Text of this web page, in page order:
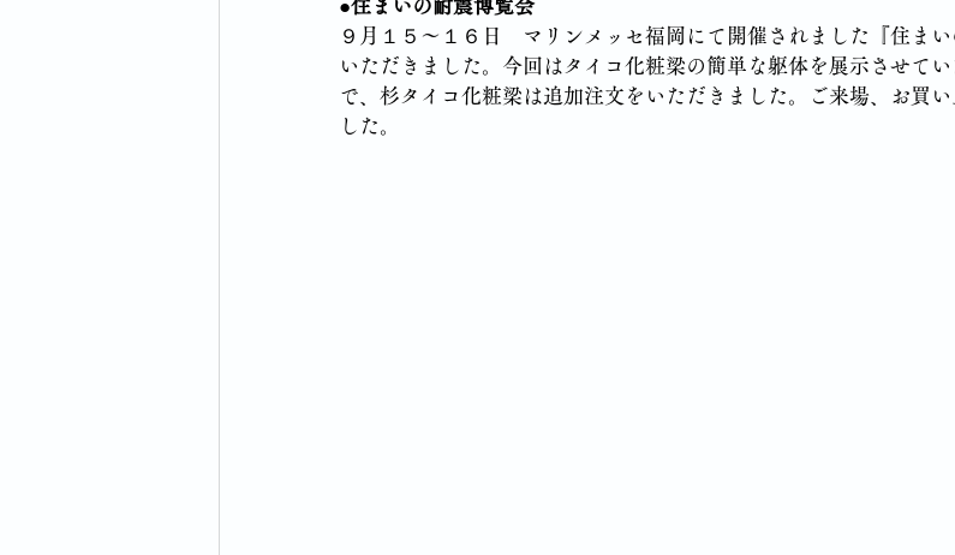
●住まいの耐震博覧会
９月１５～１６日　マリンメッセ福岡にて開催されました『住ま
いただきました。今回はタイコ化粧梁の簡単な躯体を展示させて
で、杉タイコ化粧梁は追加注文をいただきました。ご来場、お買
した。